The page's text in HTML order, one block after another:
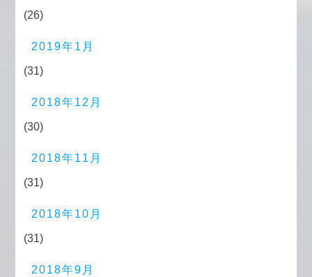
(26)
2019年1月
(31)
2018年12月
(30)
2018年11月
(31)
2018年10月
(31)
2018年9月